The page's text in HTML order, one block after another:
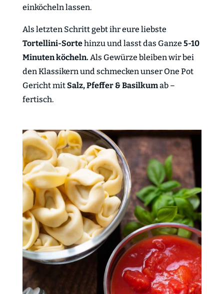
einköcheln lassen.
Als letzten Schritt gebt ihr eure liebste
Tortellini-Sortehinzu und lasst das Ganze 5-10
Minuten köcheln. Als Gewürze bleiben wir bei
den Klassikern und schmecken unser One Pot
Gericht mit Salz, Pfeffer & Basilkumab –
fertisch.